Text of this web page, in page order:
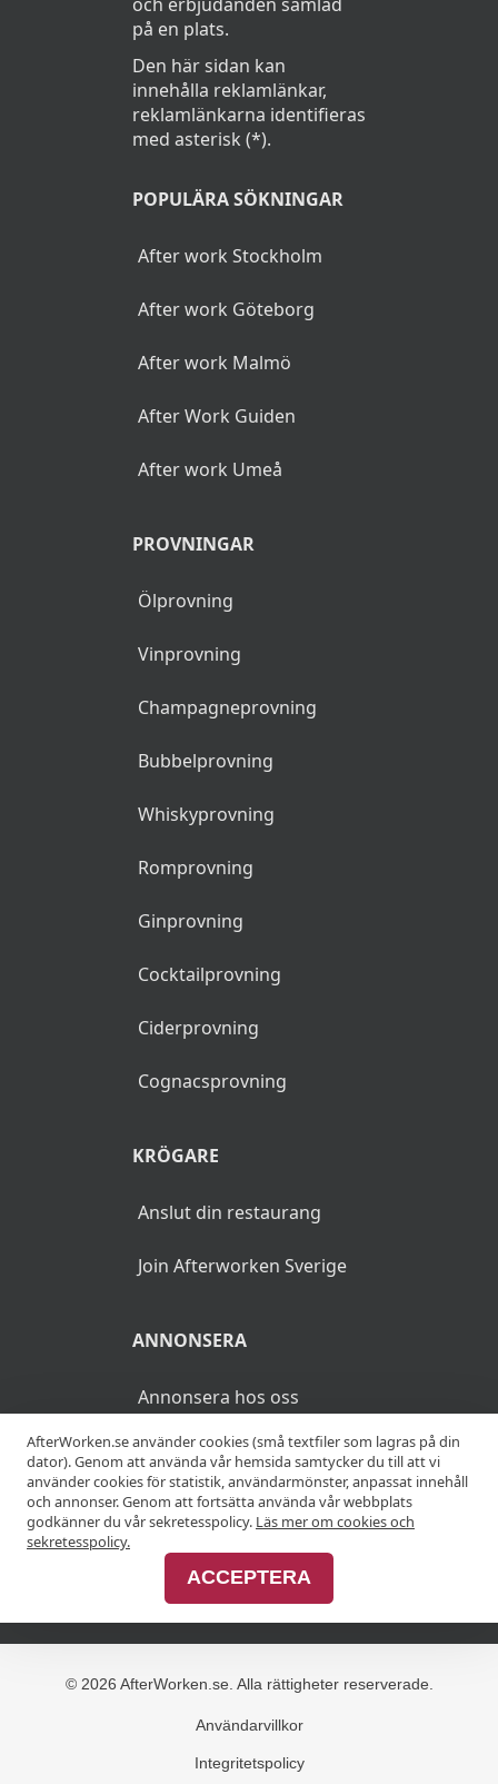
på en plats.
Den här sidan kan
innehålla reklamlänkar,
reklamlänkarna identifieras
med asterisk (*).
POPULÄRA SÖKNINGAR
After work Stockholm
After work Göteborg
After work Malmö
After Work Guiden
After work Umeå
PROVNINGAR
Ölprovning
Vinprovning
Champagneprovning
Bubbelprovning
Whiskyprovning
Romprovning
Ginprovning
Cocktailprovning
Ciderprovning
Cognacsprovning
KRÖGARE
Anslut din restaurang
Join Afterworken Sverige
ANNONSERA
Annonsera hos oss
Advertise with us
MER
Alla afterworker
© 2026 AfterWorken.se. Alla rättigheter reserverade.
Användarvillkor
Integritetspolicy
AfterWorken.se använder cookies (små textfiler som lagras på din
dator). Genom att använda vår hemsida samtycker du till att vi
använder cookies för statistik, användarmönster, anpassat innehåll
och annonser. Genom att fortsätta använda vår webbplats
godkänner du vår sekretesspolicy. Läs mer om cookies och
sekretesspolicy.
ACCEPTERA